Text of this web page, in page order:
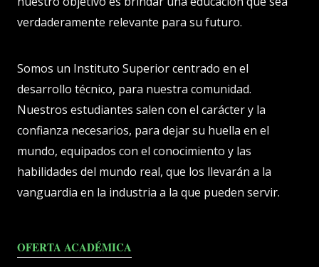
verdaderamente relevante para su futuro.
Somos un Instituto Superior centrado en el
desarrollo técnico, para nuestra comunidad.
Nuestros estudiantes salen con el carácter y la
confianza necesarios, para dejar su huella en el
mundo, equipados con el conocimiento y las
habilidades del mundo real, que los llevarán a la
vanguardia en la industria a la que pueden servir.
OFERTA ACADÉMICA